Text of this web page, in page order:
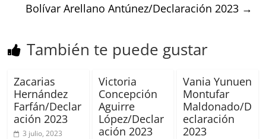
Bolívar Arellano Antúnez/Declaración 2023 →
También te puede gustar
Zacarias
Hernández
Farfán/Declar
ación 2023
3 julio, 2023
Victoria
Concepción
Aguirre
López/Declar
ación 2023
Vania Yunuen
Montufar
Maldonado/D
eclaración
2023